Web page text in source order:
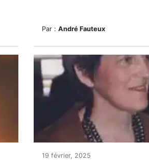
Par : André Fauteux
19 février, 2025